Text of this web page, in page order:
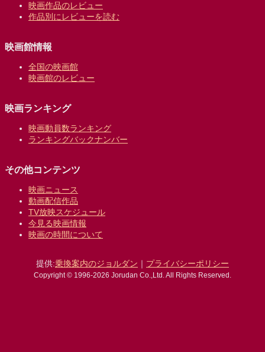
映画作品のレビュー
作品別にレビューを読む
映画館情報
全国の映画館
映画館のレビュー
映画ランキング
映画動員数ランキング
ランキングバックナンバー
その他コンテンツ
映画ニュース
動画配信作品
TV放映スケジュール
今見る映画情報
映画の時間について
提供:乗換案内のジョルダン ｜ プライバシーポリシー
Copyright © 1996-2026 Jorudan Co.,Ltd. All Rights Reserved.